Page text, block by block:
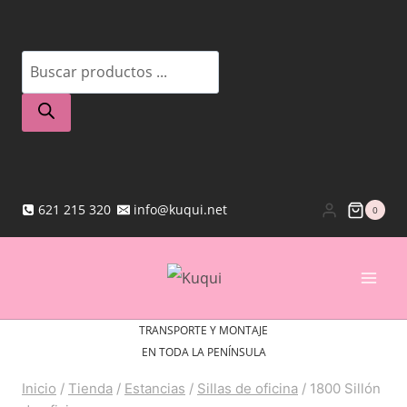
contenido
Búsqueda
de
productos
621 215 320 info@kuqui.net 0
TRANSPORTE Y MONTAJE
EN TODA LA PENÍNSULA
Inicio / Tienda / Estancias / Sillas de oficina / 1800 Sillón